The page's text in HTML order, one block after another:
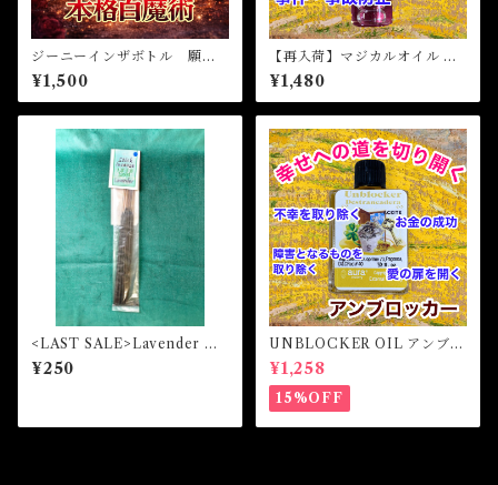
ジーニーインザボトル 願望
成就 引き寄せ
¥1,500
【再入荷】マジカルオイル ダ
ブルクロス Magical Oil DOU
BLE CROSS
¥1,480
<LAST SALE>Lavender ス
ティックインセンス
¥250
UNBLOCKER OIL アンブロ
ッカーオイル -障害となるも
のを取り除く-
¥1,258
15%OFF